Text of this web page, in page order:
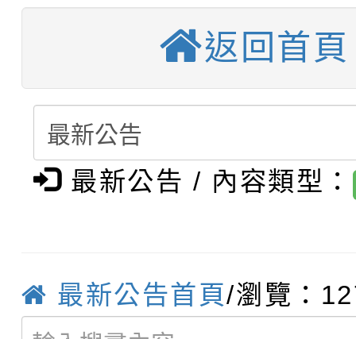
學年度第1學期第9次代
結果(第3招)
【甄選結果(第4招)】
學年度第1學期第9次
結果(第4招)
【甄選結果(第12招)】
學年度第1學期第7次代
結果(第12招)
轉知：桃園市115學年
賽及師生本土語及新住
賽實施要點
轉知：「桃園市115學
比賽實施要點」
轉知：「115年金融知
城市手牽手，綠能透明
畫影片一案
轉知：「115學年度全
劇比賽實施要點」及修
轉知：桃園市115年度
返回首頁
最新公告 / 內容類型：
最新公告首頁/瀏覽：